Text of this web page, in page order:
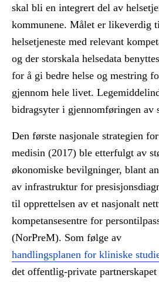
skal bli en integrert del av
kommunene. Målet er likeverdig
helsetjeneste med relevant
og der storskala helsedata
for å gi bedre helse og mestring
gjennom hele livet.
bidragsyter i gjennomføringen av
Den første nasjonale strategien
medisin (2017) ble etterfulgt av
økonomiske bevilgninger, blant
av infrastruktur for
til opprettelsen av et nasjonalt
kompetansesentre for
(NorPreM). Som følge av
handlingsplanen for kliniske
det offentlig-private